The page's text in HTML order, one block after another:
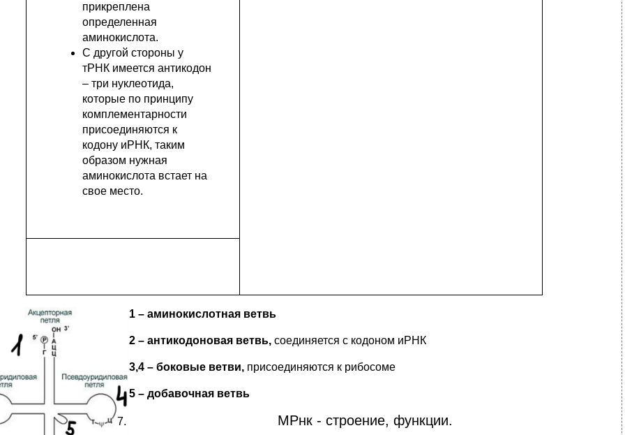
прикреплена
определенная
аминокислота.
С другой стороны у
тРНК имеется антикодон
– три нуклеотида,
которые по принципу
комплементарности
присоединяются к
кодону иРНК, таким
образом нужная
аминокислота встает на
свое место.
1 – аминокислотная ветвь
2 – антикодоновая ветвь, соединяется с кодоном иРНК
3,4 – боковые ветви, присоединяются к рибосоме
5 – добавочная ветвь
МРнк - строение, функции.